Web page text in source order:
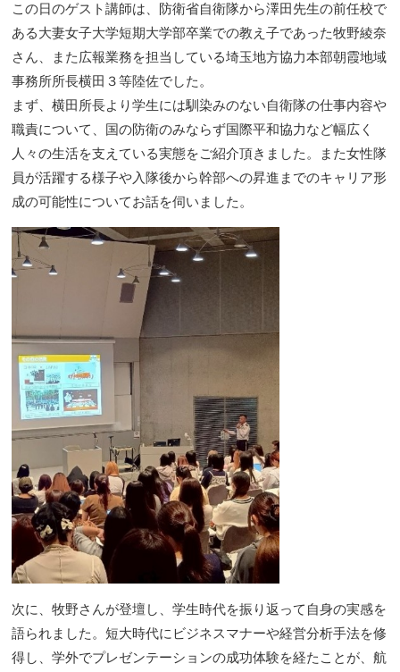
この日のゲスト講師は、防衛省自衛隊から澤田先生の前任校で
ある大妻女子大学短期大学部卒業での教え子であった牧野綾奈
さん、また広報業務を担当している埼玉地方協力本部朝霞地域
事務所所長横田３等陸佐でした。
まず、横田所長より学生には馴染みのない自衛隊の仕事内容や
職責について、国の防衛のみならず国際平和協力など幅広く
人々の生活を支えている実態をご紹介頂きました。また女性隊
員が活躍する様子や入隊後から幹部への昇進までのキャリア形
成の可能性についてお話を伺いました。
次に、牧野さんが登壇し、学生時代を振り返って自身の実感を
語られました。短大時代にビジネスマナーや経営分析手法を修
得し、学外でプレゼンテーションの成功体験を経たことが、航